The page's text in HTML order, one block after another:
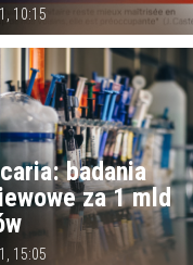
10:15
badania
za 1 mld
15:05